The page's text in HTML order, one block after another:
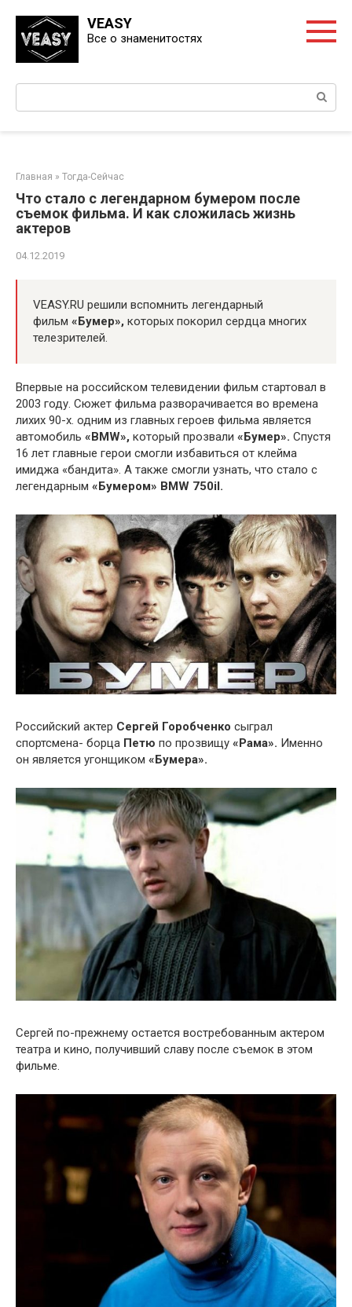
контенту
VEASY
Все о знаменитостях
Главная » Тогда-Сейчас
Что стало с легендарном бумером после
съемок фильма. И как сложилась жизнь
актеров
04.12.2019
VEASY.RU решили вспомнить легендарный
фильм «Бумер», которых покорил сердца многих
телезрителей.
Впервые на российском телевидении фильм стартовал в
2003 году. Сюжет фильма разворачивается во времена
лихих 90-х. одним из главных героев фильма является
автомобиль «BMW», который прозвали «Бумер». Спустя
16 лет главные герои смогли избавиться от клейма
имиджа «бандита». А также смогли узнать, что стало с
легендарным «Бумером» BMW 750il.
Российский актер Сергей Горобченко сыграл
спортсмена- борца Петю по прозвищу «Рама». Именно
он является угонщиком «Бумера».
Сергей по-прежнему остается востребованным актером
театра и кино, получивший славу после съемок в этом
фильме.